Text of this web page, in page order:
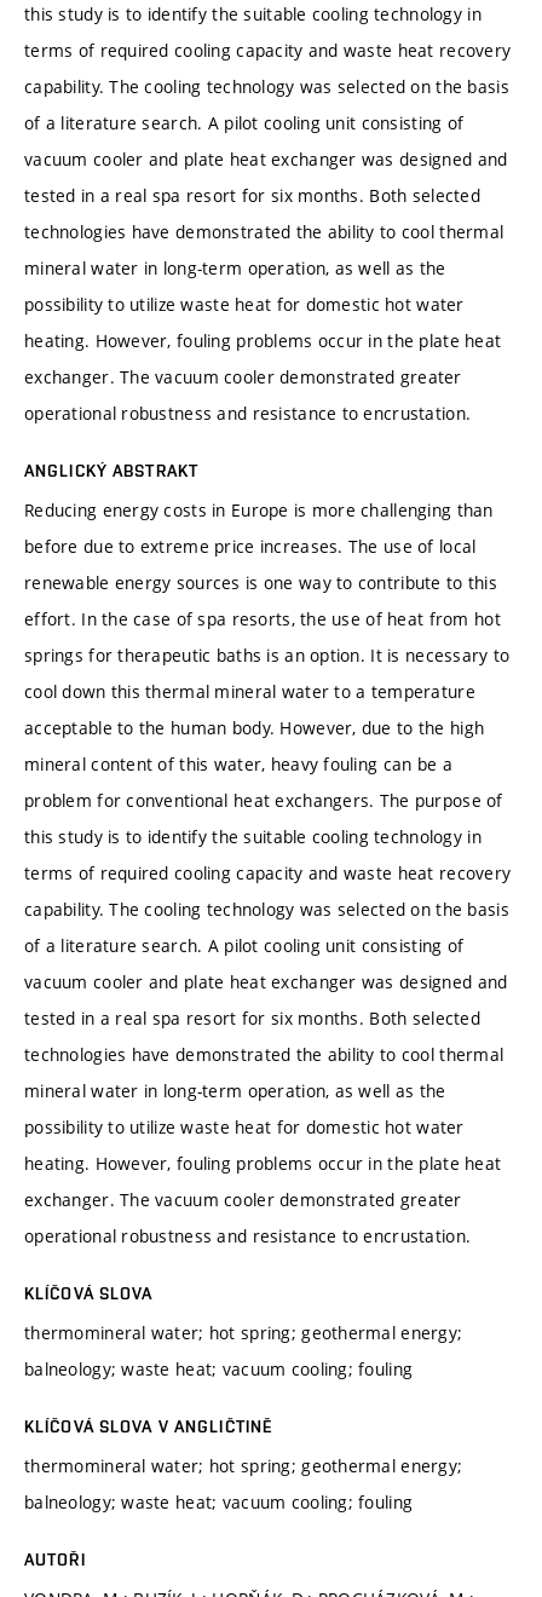
this study is to identify the suitable cooling technology in
terms of required cooling capacity and waste heat recovery
capability. The cooling technology was selected on the basis
of a literature search. A pilot cooling unit consisting of
vacuum cooler and plate heat exchanger was designed and
tested in a real spa resort for six months. Both selected
technologies have demonstrated the ability to cool thermal
mineral water in long-term operation, as well as the
possibility to utilize waste heat for domestic hot water
heating. However, fouling problems occur in the plate heat
exchanger. The vacuum cooler demonstrated greater
operational robustness and resistance to encrustation.
ANGLICKÝ ABSTRAKT
Reducing energy costs in Europe is more challenging than
before due to extreme price increases. The use of local
renewable energy sources is one way to contribute to this
effort. In the case of spa resorts, the use of heat from hot
springs for therapeutic baths is an option. It is necessary to
cool down this thermal mineral water to a temperature
acceptable to the human body. However, due to the high
mineral content of this water, heavy fouling can be a
problem for conventional heat exchangers. The purpose of
this study is to identify the suitable cooling technology in
terms of required cooling capacity and waste heat recovery
capability. The cooling technology was selected on the basis
of a literature search. A pilot cooling unit consisting of
vacuum cooler and plate heat exchanger was designed and
tested in a real spa resort for six months. Both selected
technologies have demonstrated the ability to cool thermal
mineral water in long-term operation, as well as the
possibility to utilize waste heat for domestic hot water
heating. However, fouling problems occur in the plate heat
exchanger. The vacuum cooler demonstrated greater
operational robustness and resistance to encrustation.
KLÍČOVÁ SLOVA
thermomineral water; hot spring; geothermal energy;
balneology; waste heat; vacuum cooling; fouling
KLÍČOVÁ SLOVA V ANGLIČTINĚ
thermomineral water; hot spring; geothermal energy;
balneology; waste heat; vacuum cooling; fouling
AUTOŘI